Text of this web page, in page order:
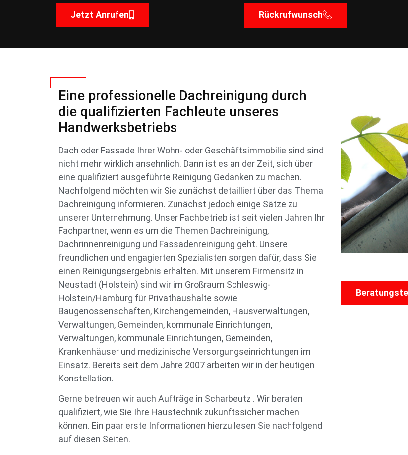
Jetzt Anrufen Rückrufwunsch
Eine professionelle Dachreinigung durch
die qualifizierten Fachleute unseres
Handwerksbetriebs
Dach oder Fassade Ihrer Wohn- oder Geschäftsimmobilie sind sind
nicht mehr wirklich ansehnlich. Dann ist es an der Zeit, sich über
eine qualifiziert ausgeführte Reinigung Gedanken zu machen.
Nachfolgend möchten wir Sie zunächst detailliert über das Thema
Dachreinigung informieren. Zunächst jedoch einige Sätze zu
unserer Unternehmung. Unser Fachbetrieb ist seit vielen Jahren Ihr
Fachpartner, wenn es um die Themen Dachreinigung,
Dachrinnenreinigung und Fassadenreinigung geht. Unsere
freundlichen und engagierten Spezialisten sorgen dafür, dass Sie
einen Reinigungsergebnis erhalten. Mit unserem Firmensitz in
Neustadt (Holstein) sind wir im Großraum Schleswig-
Holstein/Hamburg für Privathaushalte sowie
Baugenossenschaften, Kirchengemeinden, Hausverwaltungen,
Verwaltungen, Gemeinden, kommunale Einrichtungen,
Verwaltungen, kommunale Einrichtungen, Gemeinden,
Krankenhäuser und medizinische Versorgungseinrichtungen im
Einsatz. Bereits seit dem Jahre 2007 arbeiten wir in der heutigen
Konstellation.
Gerne betreuen wir auch Aufträge in Scharbeutz . Wir beraten
qualifiziert, wie Sie Ihre Haustechnik zukunftssicher machen
können. Ein paar erste Informationen hierzu lesen Sie nachfolgend
auf diesen Seiten.